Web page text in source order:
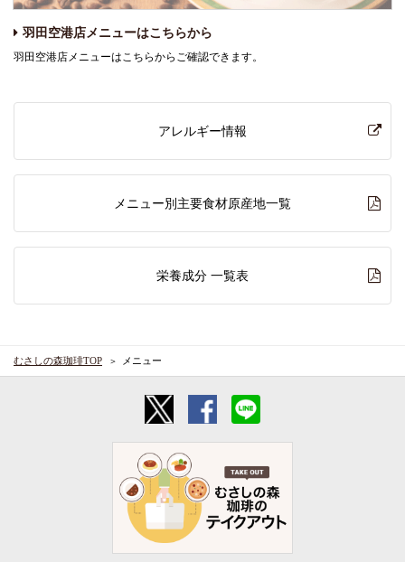
羽田空港店メニューはこちらから
羽田空港店メニューはこちらからご確認できます。
アレルギー情報
メニュー別主要食材原産地一覧
栄養成分 一覧表
むさしの森珈琲TOP メニュー